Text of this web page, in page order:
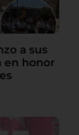
a sus
en honor